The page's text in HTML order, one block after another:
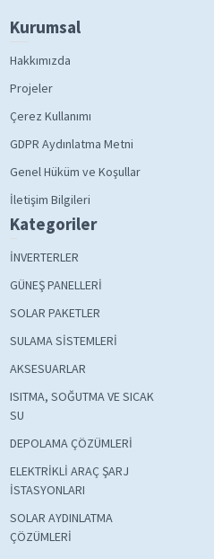
Kurumsal
Hakkımızda
Projeler
Çerez Kullanımı
GDPR Aydınlatma Metni
Genel Hüküm ve Koşullar
İletişim Bilgileri
Kategoriler
İNVERTERLER
GÜNEŞ PANELLERİ
SOLAR PAKETLER
SULAMA SİSTEMLERİ
AKSESUARLAR
ISITMA, SOĞUTMA VE SICAK
SU
DEPOLAMA ÇÖZÜMLERİ
ELEKTRİKLİ ARAÇ ŞARJ
İSTASYONLARI
SOLAR AYDINLATMA
ÇÖZÜMLERİ